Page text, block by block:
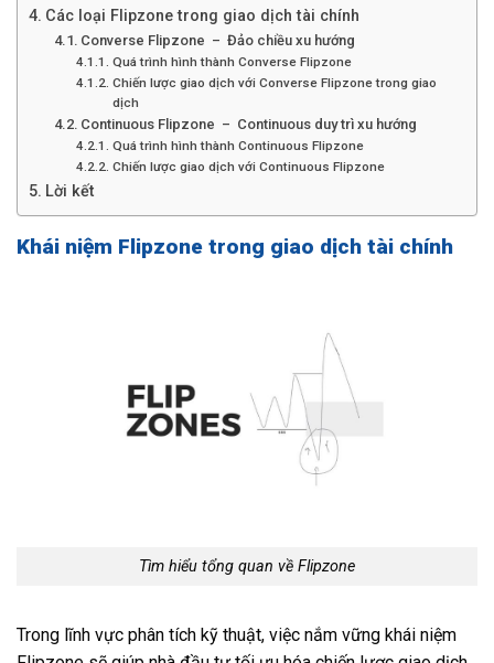
Các loại Flipzone trong giao dịch tài chính
Converse Flipzone – Đảo chiều xu hướng
Quá trình hình thành Converse Flipzone
Chiến lược giao dịch với Converse Flipzone trong giao
dịch
Continuous Flipzone – Continuous duy trì xu hướng
Quá trình hình thành Continuous Flipzone
Chiến lược giao dịch với Continuous Flipzone
Lời kết
Khái niệm Flipzone trong giao dịch tài chính
Tìm hiểu tổng quan về Flipzone
Trong lĩnh vực phân tích kỹ thuật, việc nắm vững khái niệm